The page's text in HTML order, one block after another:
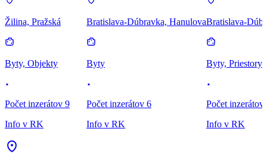
Žilina, Pražská
Byty, Objekty
Počet inzerátov 9
Info v RK
Bratislava-Dúbravka, Hanulova
Byty
Počet inzerátov 6
Info v RK
Bratislava-
Byty, Priestory
Počet inzerátov
Info v RK